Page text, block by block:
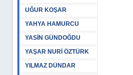
UĞUR KOŞAR
YAHYA HAMURCU
YASİN GÜNDOĞDU
YAŞAR NURİ ÖZTÜRK
YILMAZ DÜNDAR